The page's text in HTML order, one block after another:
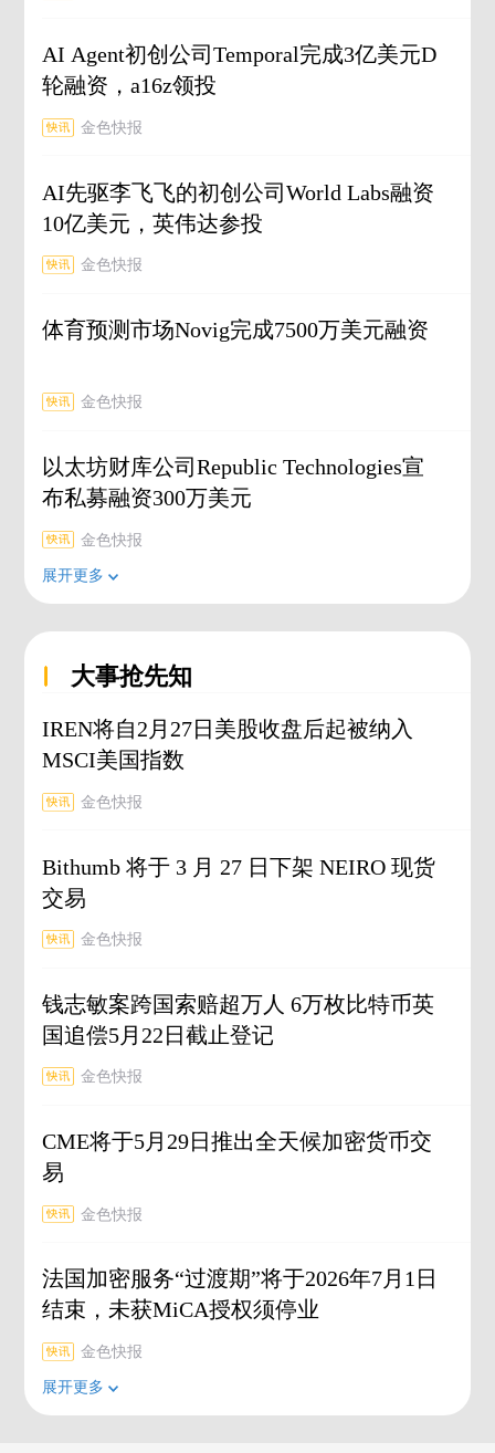
AI Agent初创公司Temporal完成3亿美元D
轮融资，a16z领投
金色快报
AI先驱李飞飞的初创公司World Labs融资
10亿美元，英伟达参投
金色快报
体育预测市场Novig完成7500万美元融资
金色快报
以太坊财库公司Republic Technologies宣
布私募融资300万美元
金色快报
展开更多
大事抢先知
IREN将自2月27日美股收盘后起被纳入
MSCI美国指数
金色快报
Bithumb 将于 3 月 27 日下架 NEIRO 现货
交易
金色快报
钱志敏案跨国索赔超万人 6万枚比特币英
国追偿5月22日截止登记
金色快报
CME将于5月29日推出全天候加密货币交
易
金色快报
法国加密服务“过渡期”将于2026年7月1日
结束，未获MiCA授权须停业
金色快报
展开更多